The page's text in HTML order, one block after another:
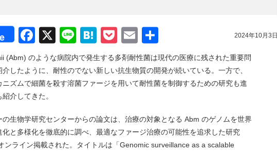
2024年10月3日
Facebook
X LineHatena
Pocket
Email
有
(Abm) のような病院内で発生する多剤耐性菌は現代の医療に残された重要問
したように、耐性のでない新しい抗生物質の開発が続いている。一方で、
ズムで細菌を殺す溶菌ファージを用いて耐性菌を制御するための研究も進
介してきた。
生物学研究センターからの論文は、治療の対象となる Abm のゲノムを世界
と多様化を徹底的に調べ、最適なファージ治療の可能性を追求した研究
ンライン掲載された。タイトルは「Genomic surveillance as a scalable